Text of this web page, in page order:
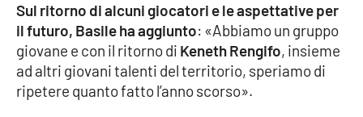
RUBRICHE
Good Morning Vietnam
Parchi Marini Calabria
Sul ritorno di alcuni giocatori e le aspettative per
il futuro, Basile ha aggiunto: «Abbiamo un gruppo
giovane e con il ritorno di Keneth Rengifo, insieme
ad altri giovani talenti del territorio, speriamo di
ripetere quanto fatto l’anno scorso».